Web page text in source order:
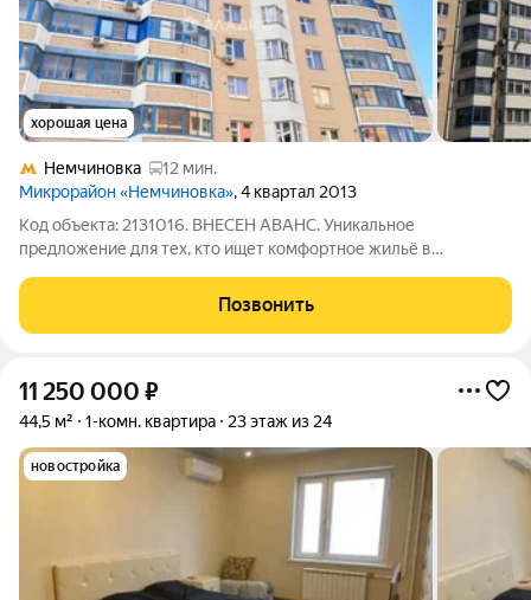
хорошая цена
Немчиновка
12 мин.
Микрорайон «Немчиновка», 4 квартал 2013
Код объекта: 2131016. ВНЕСЕН АВАНС. Уникальное
предложение для тех, кто ищет комфортное жильё в
парками создает благоприятную среду для проживания, от
станции метро Молодежная 20 минут на маршрутке
Позвонить
11 250 000 ₽
44,5 м² 1-комн. квартира 23 этаж из 24
новостройка